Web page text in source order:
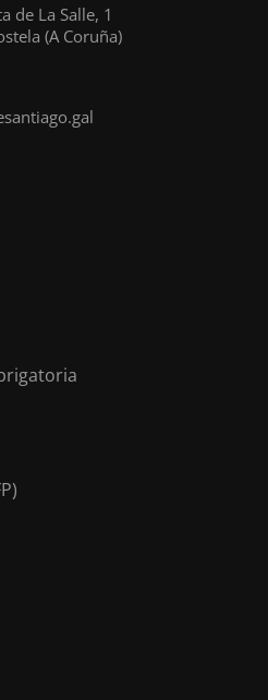
de La Salle, 1
(A Coruña)